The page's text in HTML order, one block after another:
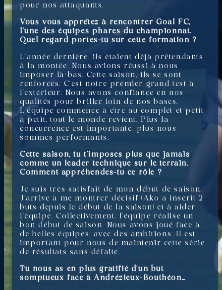
pour nos attaquants.
Vous vous apprêtez à rencontrer Goal FC,
l’une des équipes phares du championnat.
Quel regard portes-tu sur cette formation ?
L’année dernière, ils étaient déjà prétendants
à la montée. Nous avions réussi à nous
imposer là-bas. Cette saison, ils se sont
renforcés. C’est notre premier grand test à
l’extérieur. Nous avons confiance en nos
qualités pour briller loin de nos bases.
L’équipe commence à être au complet et petit
à petit, tout le monde revient. Plus la
concurrence est importante, plus nous
sommes performants.
Cette saison, tu t’imposes plus que jamais
comme un leader technique sur le terrain.
Comment appréhendes-tu ce rôle ?
Je suis très satisfait de mon début de saison.
J’arrive à me montrer décisif (Ako a inscrit 2
buts depuis le début de la saison) et à aider
l’équipe. Collectivement, l’équipe réalise un
bon début de saison. Nous avons joué face à
de belles équipes, avec des ambitions. Il est
important pour nous de maintenir cette série
de résultats sans défaite.
Tu nous as en plus gratifié d’un but
somptueux face à Andrézieux-Bouthéon…